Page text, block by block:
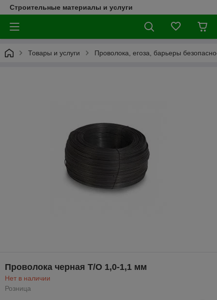
Строительные материалы и услуги
Товары и услуги Проволока, егоза, барьеры
Проволока черная Т/О 1,0-1,1 мм
Нет в наличии
Розница